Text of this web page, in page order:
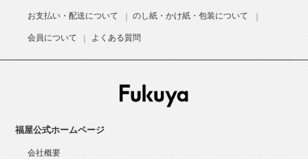
お支払い・配送について のし紙・かけ紙・包装について
会員について よくある質問
福屋公式ホームページ
会社概要